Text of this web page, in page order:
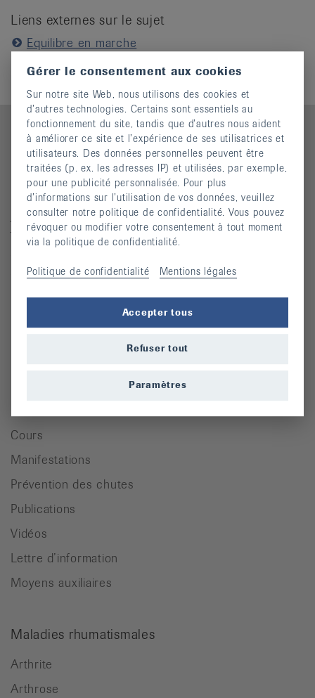
Liens externes sur le sujet
Equilibre en marche
Contact
Ligue suisse contre le rhumatisme
Josefstrasse 92, 8005 Zürich
Téléphone: 044 487 40 00
Commande Téléphone: 044 487 40 10
info@rheumaliga.ch
Formulaire de contact
Cours
Manifestations
Prévention des chutes
Publications
Vidéos
Lettre d’information
Moyens auxiliaires
Maladies rhumatismales
Arthrite
Arthrose
Gérer le consentement aux cookies
Sur notre site Web, nous utilisons des cookies et
d’autres technologies. Certains sont essentiels au
fonctionnement du site, tandis que d’autres nous aident
à améliorer ce site et l’expérience de ses utilisatrices et
utilisateurs. Des données personnelles peuvent être
traitées (p. ex. les adresses IP) et utilisées, par exemple,
pour une publicité personnalisée. Pour plus
d’informations sur l’utilisation de vos données, veuillez
consulter notre politique de confidentialité. Vous pouvez
révoquer ou modifier votre consentement à tout moment
via la politique de confidentialité.
Politique de confidentialité Mentions légales
Accepter tous
Refuser tout
Paramètres